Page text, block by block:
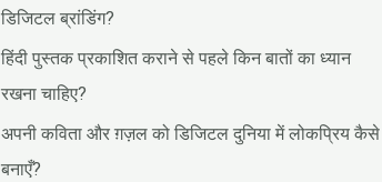
डिजिटल ब्रांडिंग?
हिंदी पुस्तक प्रकाशित कराने से पहले किन बातों का ध्यान
रखना चाहिए?
अपनी कविता और ग़ज़ल को डिजिटल दुनिया में लोकप्रिय कैसे
बनाएँ?